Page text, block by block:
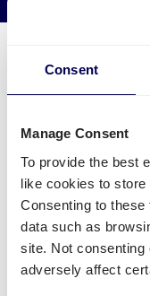
Consent
Manage Consent
To provide the best
like cookies to
Consenting to
data such as
site. Not consenting
adversely affect
zu Amazon
Welche Angaben
Name des FBA
manche Städte
FBA/ASN